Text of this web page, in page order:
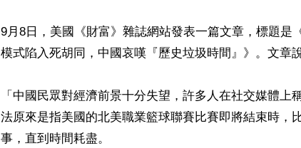
9月8日，美國《財富》雜誌網站發表一篇文章，標題是
模式陷入死胡同，中國哀嘆『歷史垃圾時間』》。文章
「中國民眾對經濟前景十分失望，許多人在社交媒體上
法原來是指美國的北美職業籃球聯賽比賽即將結束時，
事，直到時間耗盡。